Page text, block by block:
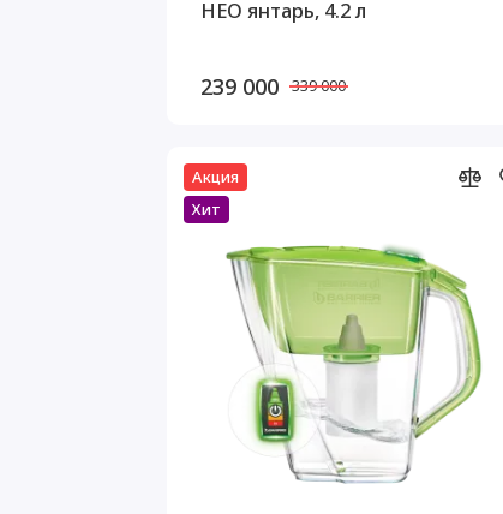
НЕО янтарь, 4.2 л
239 000 339 000
Акция
Хит